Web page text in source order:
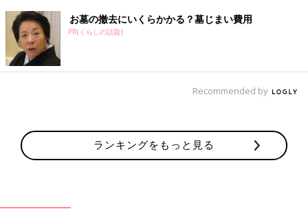
お墓の撤去にいくらかかる？墓じまい費用
PR(くらしの話題)
Recommended by
ランキングをもっと見る